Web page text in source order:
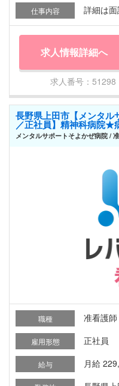
仕事内容 詳細は面
求人情報詳細へ
求人番号：
長野県上田市【メンタル
／正社員】精神科病院★
メンタルサポートそよかぜ病院 /
職種 准看護師
雇用形態 正社員
給与 月給